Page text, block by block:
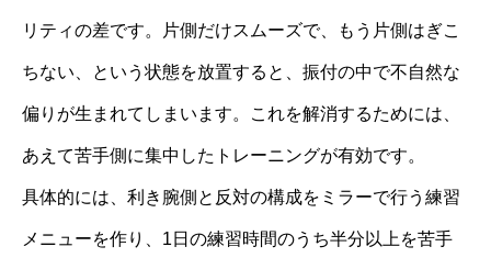
リティの差です。片側だけスムーズで、もう片側はぎこ
ちない、という状態を放置すると、振付の中で不自然な
偏りが生まれてしまいます。これを解消するためには、
あえて苦手側に集中したトレーニングが有効です。
具体的には、利き腕側と反対の構成をミラーで行う練習
メニューを作り、1日の練習時間のうち半分以上を苦手